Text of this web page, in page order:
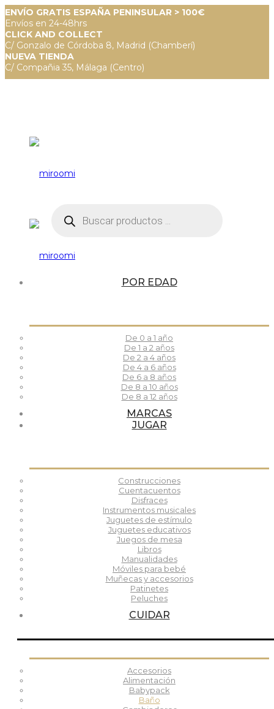
ENVÍO GRATIS ESPAÑA PENINSULAR > 100€
Envíos en 24-48hrs
CLICK AND COLLECT
C/ Gonzalo de Córdoba 8, Madrid (Chamberí)
NUEVA TIENDA
C/ Compañia 35, Málaga (Centro)
productos
POR EDAD
De 0 a 1 año
De 1 a 2 años
De 2 a 4 años
De 4 a 6 años
De 6 a 8 años
De 8 a 10 años
De 8 a 12 años
MARCAS
JUGAR
Construcciones
Cuentacuentos
Disfraces
Instrumentos musicales
Juguetes de estímulo
Juguetes educativos
Juegos de mesa
Libros
Manualidades
Móviles para bebé
Muñecas y accesorios
Patinetes
Peluches
CUIDAR
Accesorios
Alimentación
Babypack
Baño